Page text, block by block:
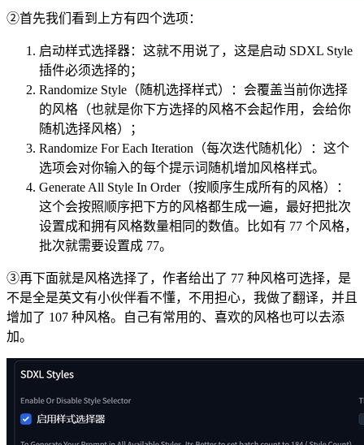
②首先我们看到上方有四个选项：
启动样式选择器：这就不用说了，这是启动 SDXL Style
插件必须选择的；
Randomize Style（随机选择样式）：会覆盖当前你选择
的风格（也就是你下方选择的风格不会起作用，会给你
随机选择风格）；
Randomize For Each Iteration（每次迭代随机化）：这个
选项会对你输入的每个提示词随机增加风格样式。
Generate All Style In Order（按顺序生成所有的风格）：
这个会按照顺序把下方的风格都生成一遍，最好把批次
设置成和拥有风格数量相同的数值。比如有 77 个风格，
批次就需要设置成 77。
③再下面就是风格选择了，作者给出了 77 种风格可选择，是
不是全是英文有小伙伴看不懂，不用担心，我做了翻译，并且
增加了 107 种风格。自己有常用的、喜欢的风格也可以去添
加。